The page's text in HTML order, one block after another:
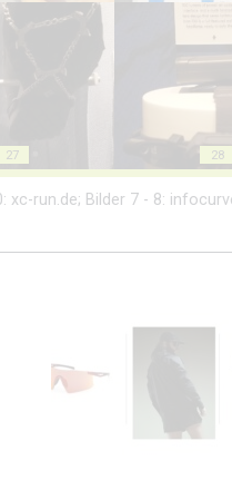
27 28
xc-run.de; Bilder 7 - 8: